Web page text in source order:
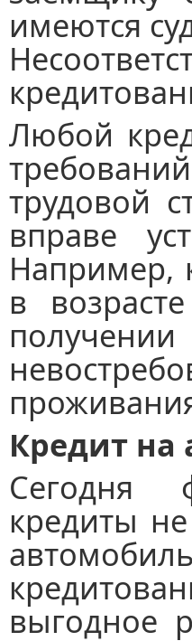
имеются
Любой
трудовой
вправе
Например,
в
Кредит на
Сегодня
кредиты
выгодное